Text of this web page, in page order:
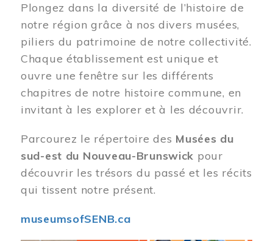
Plongez dans la diversité de l’histoire de
notre région grâce à nos divers musées,
piliers du patrimoine de notre collectivité.
Chaque établissement est unique et
ouvre une fenêtre sur les différents
chapitres de notre histoire commune, en
invitant à les explorer et à les découvrir.
Parcourez le répertoire des Musées du
sud-est du Nouveau-Brunswick pour
découvrir les trésors du passé et les récits
qui tissent notre présent.
museumsofSENB.ca